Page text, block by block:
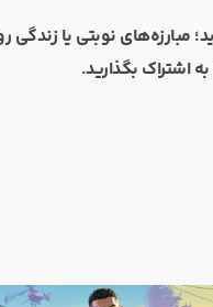
نوبتی یا زندگی
اشتراک بگذارید.